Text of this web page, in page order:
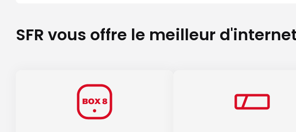
SFR vous offre le meilleur